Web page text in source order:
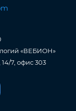
«ВЕБИОН»
7, офис 303